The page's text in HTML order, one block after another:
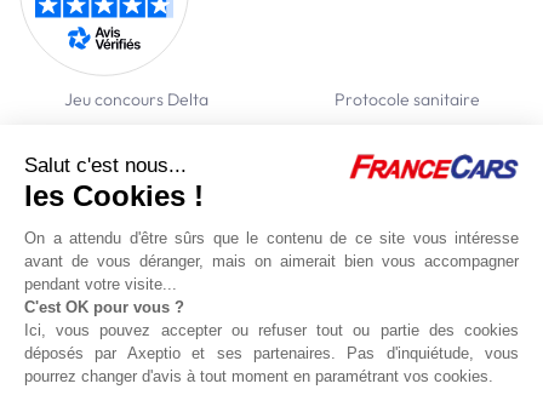
Salut c'est nous...
les Cookies !
On a attendu d'être sûrs que le contenu de ce site vous intéresse
avant de vous déranger, mais on aimerait bien vous accompagner
pendant votre visite...
C'est OK pour vous ?
Ici, vous pouvez accepter ou refuser tout ou partie des cookies
déposés par Axeptio et ses partenaires. Pas d'inquiétude, vous
pourrez changer d'avis à tout moment en paramétrant vos cookies.
Jeu concours Delta
Protocole sanitaire
Actualités
Recrutement
Nous contacter
Location voitures Location utilitaires
Gestion des
Conditions de réservation en ligne
légales
Politique de gestion des cookies